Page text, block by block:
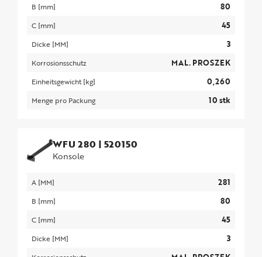
B [mm] 80
C [mm] 45
Dicke [MM] 3
Korrosionsschutz MAL. PROSZEK
Einheitsgewicht [kg] 0,260
Menge pro Packung 10 stk
WFU 280 | 520150
Konsole
A [MM] 281
B [mm] 80
C [mm] 45
Dicke [MM] 3